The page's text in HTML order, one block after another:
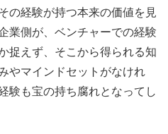
の経験が持つ本来の価値を見
業側が、ベンチャーでの経験
捉えず、そこから得られる知
やマインドセットがなけれ
験も宝の持ち腐れとなってし